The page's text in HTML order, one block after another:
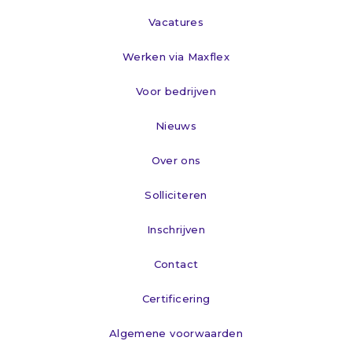
Vacatures
Werken via Maxflex
Voor bedrijven
Nieuws
Over ons
Solliciteren
Inschrijven
Contact
Certificering
Algemene voorwaarden